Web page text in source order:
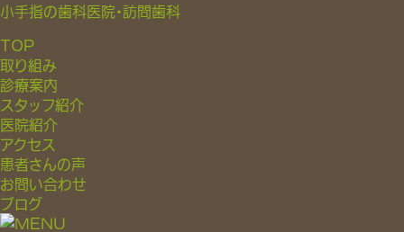
小手指の歯科医院・訪問歯科
TOP
取り組み
診療案内
スタッフ紹介
医院紹介
アクセス
患者さんの声
お問い合わせ
ブログ